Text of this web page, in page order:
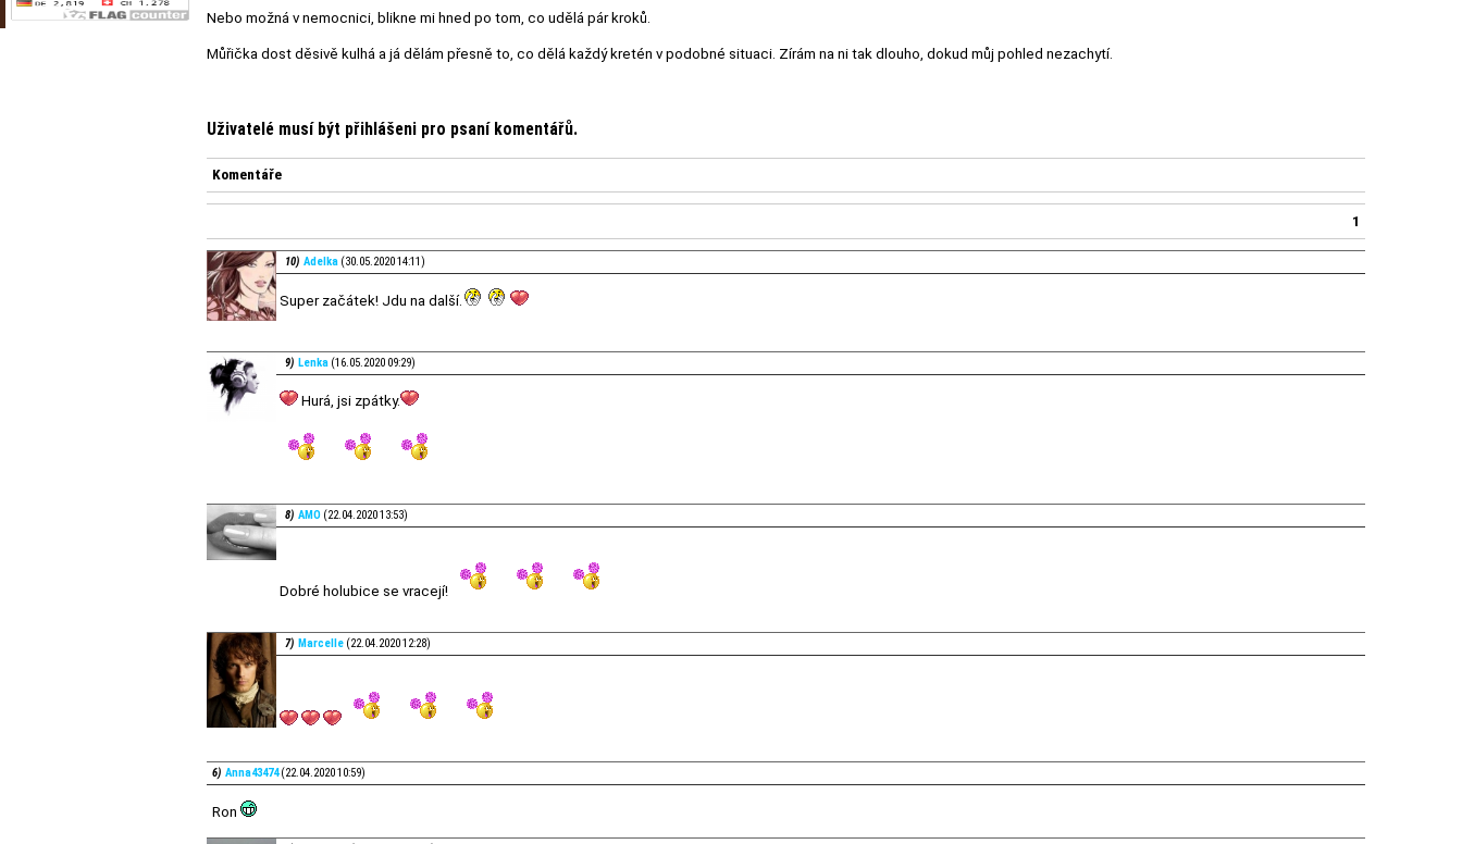
Nebo možná v nemocnici, blikne mi hned po tom, co udělá pár kroků.
Můřička dost děsivě kulhá a já dělám přesně to, co dělá každý kretén v podobné situaci. Zírám na ni tak dlouho, dokud můj pohled nezachytí.
Uživatelé musí být přihlášeni pro psaní komentářů.
Komentáře
1
10) Adelka (30.05.2020 14:11)
Super začátek! Jdu na další.
9) Lenka (16.05.2020 09:29)
Hurá, jsi zpátky.
8) AMO (22.04.2020 13:53)
Dobré holubice se vracejí!
7) Marcelle (22.04.2020 12:28)
6) Anna43474(22.04.2020 10:59)
Ron